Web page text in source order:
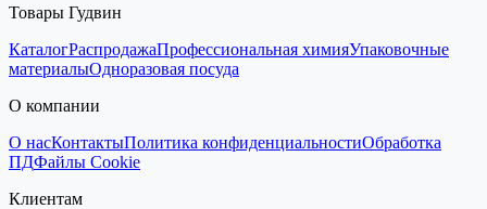
Товары Гудвин
КаталогРаспродажаПрофессиональная химияУпаковочные
материалыОдноразовая посуда
О компании
О насКонтактыПолитика конфиденциальностиОбработка
ПДФайлы Cookie
Клиентам